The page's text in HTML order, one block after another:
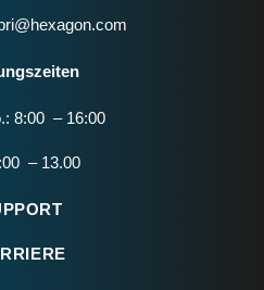
8:00 – 16:00
– 13.00